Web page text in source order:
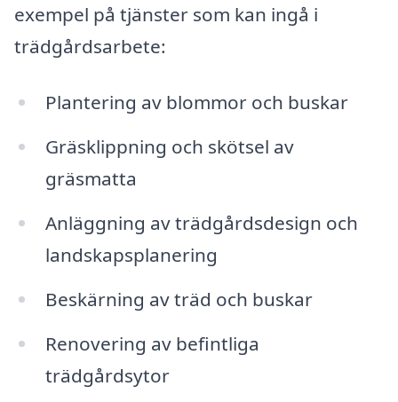
exempel på tjänster som kan ingå i
trädgårdsarbete:
Plantering av blommor och buskar
Gräsklippning och skötsel av
gräsmatta
Anläggning av trädgårdsdesign och
landskapsplanering
Beskärning av träd och buskar
Renovering av befintliga
trädgårdsytor